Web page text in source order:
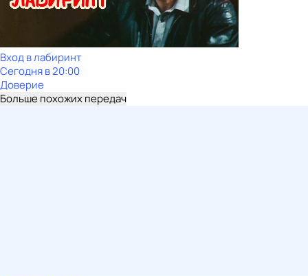
Вход в лабиринт
Сегодня в 20:00
Доверие
Больше похожих передач